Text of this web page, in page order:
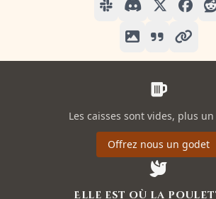
Les caisses sont vides, plus
Offrez nous un godet
Elle est où la